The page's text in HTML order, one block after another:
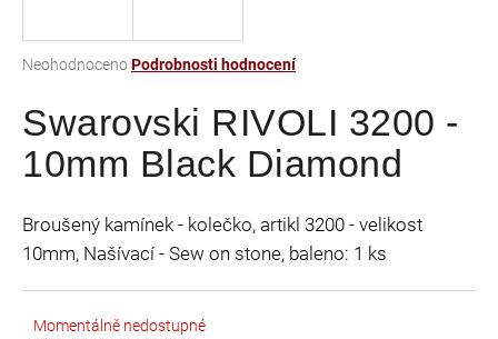
Průměrné
produktu
je
0,0
hvězdiček.
NeohodnocenoPodrobnosti hodnocení
Swarovski RIVOLI 3200 -
10mm Black Diamond
Broušený kamínek - kolečko, artikl 3200 - velikost
10mm, Našívací - Sew on stone, baleno: 1 ks
Momentálně nedostupné
j
t
?
HLEDAT